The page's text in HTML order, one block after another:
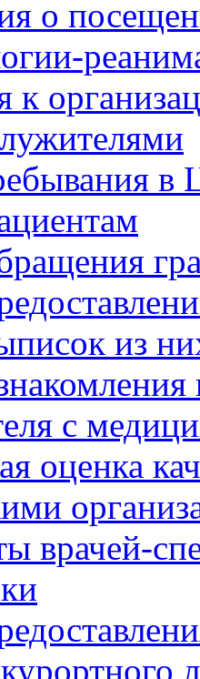
о
к
в
из
с
оценка
врачей-